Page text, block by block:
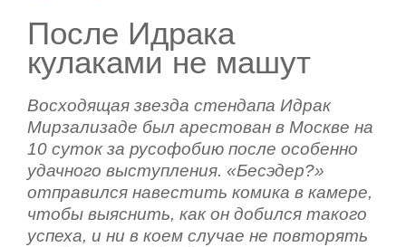
После Идрака
кулаками не машут
Восходящая звезда стендапа Идрак
Мирзализаде был арестован в Москве на
10 суток за русофобию после особенно
удачного выступления. «Бесэдер?»
отправился навестить комика в камере,
чтобы выяснить, как он добился такого
успеха, и ни в коем случае не повторять